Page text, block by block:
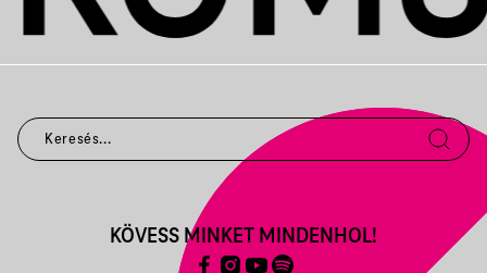
KÖVESS MINKET MINDENHOL!